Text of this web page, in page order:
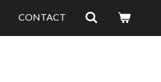
CONTACT